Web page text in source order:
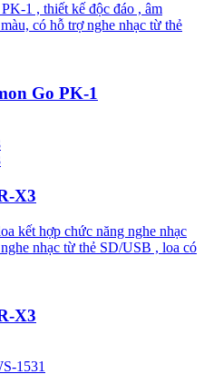
1 , thiết kế độc đáo , âm
có hỗ trợ nghe nhạc từ thẻ
Go PK-1
X3
kết hợp chức năng nghe nhạc
nhạc từ thẻ SD/USB , loa có
X3